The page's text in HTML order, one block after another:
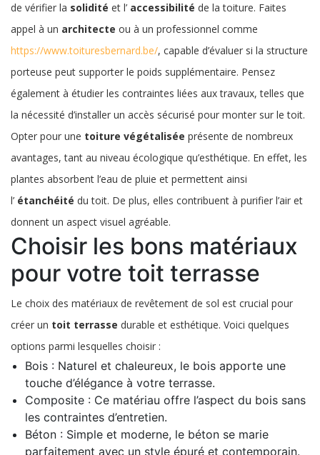
de vérifier la solidité et l’ accessibilité de la toiture. Faites
appel à un architecte ou à un professionnel comme
https://www.toituresbernard.be/, capable d’évaluer si la structure
porteuse peut supporter le poids supplémentaire. Pensez
également à étudier les contraintes liées aux travaux, telles que
la nécessité d’installer un accès sécurisé pour monter sur le toit.
Opter pour une toiture végétalisée présente de nombreux
avantages, tant au niveau écologique qu’esthétique. En effet, les
plantes absorbent l’eau de pluie et permettent ainsi
l’ étanchéité du toit. De plus, elles contribuent à purifier l’air et
donnent un aspect visuel agréable.
Choisir les bons matériaux
pour votre toit terrasse
Le choix des matériaux de revêtement de sol est crucial pour
créer un toit terrasse durable et esthétique. Voici quelques
options parmi lesquelles choisir :
Bois : Naturel et chaleureux, le bois apporte une
touche d’élégance à votre terrasse.
Composite : Ce matériau offre l’aspect du bois sans
les contraintes d’entretien.
Béton : Simple et moderne, le béton se marie
parfaitement avec un style épuré et contemporain.